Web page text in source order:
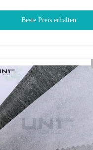
Beste Preis erhalten